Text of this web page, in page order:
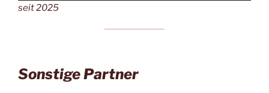
seit 2025
Sonstige Partner